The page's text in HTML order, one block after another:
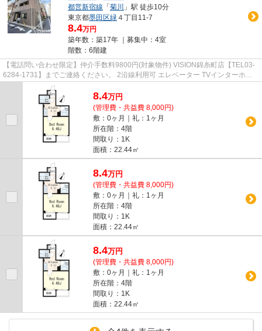
都営新宿線 「菊川
」駅 徒歩10分
東京都墨田区緑４丁目11-7
8.4万円
築年数：築17年 ｜募集中： 4室
階数：6階建
【電話問い合わせ限定】仲介手数料9800円(対象物件) VISION錦糸町店【TEL03-
6284-1731】までご連絡ください。 2沿線利用可 エレベーター TVインターホン
シューズボックス オートロック
8.4万円
(管理費・共益費 8,000円)
敷：0ヶ月｜礼：1ヶ月
所在階：4階
間取り：1K
面積：22.44㎡
8.4万円
(管理費・共益費 8,000円)
敷：0ヶ月｜礼：1ヶ月
所在階：4階
間取り：1K
面積：22.44㎡
8.4万円
(管理費・共益費 8,000円)
敷：0ヶ月｜礼：1ヶ月
所在階：4階
間取り：1K
面積：22.44㎡